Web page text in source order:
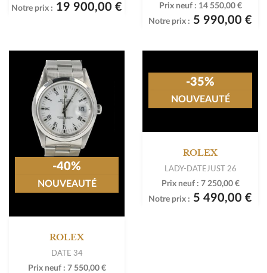
Notre prix : 19 900,00 € Prix neuf : 14 550,00 €
Notre prix : 5 990,00 €
ROLEX
DATE 34
Prix neuf : 7 550,00 €
-40%
NOUVEAUTÉ
ROLEX
LADY-DATEJUST 26
Prix neuf : 7 250,00 €
Notre prix : 5 490,00 €
-35%
NOUVEAUTÉ